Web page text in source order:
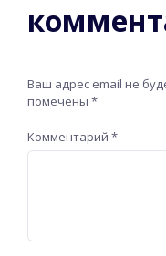
Ваш адрес email не
помечены *
Комментарий *